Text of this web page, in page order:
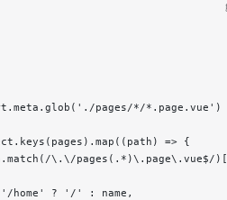
pages/*/*.page.vue')
=> {
\.\/pages(.*)\.page\.vue$/
home' ? '/' : name,